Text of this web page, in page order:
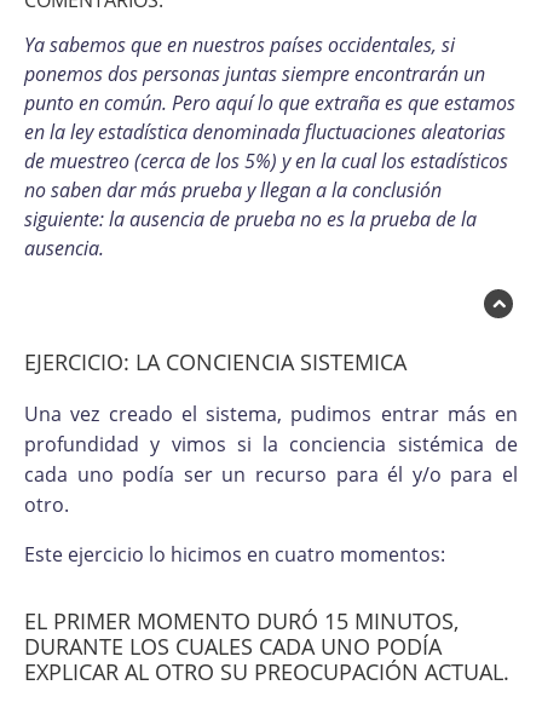
Ya sabemos que en nuestros países occidentales, si
ponemos dos personas juntas siempre encontrarán un
punto en común. Pero aquí lo que extraña es que estamos
en la ley estadística denominada fluctuaciones aleatorias
de muestreo (cerca de los 5%) y en la cual los estadísticos
no saben dar más prueba y llegan a la conclusión
siguiente: la ausencia de prueba no es la prueba de la
ausencia.
EJERCICIO: LA CONCIENCIA SISTEMICA
Una vez creado el sistema, pudimos entrar más en
profundidad y vimos si la conciencia sistémica de
cada uno podía ser un recurso para él y/o para el
otro.
Este ejercicio lo hicimos en cuatro momentos:
EL PRIMER MOMENTO DURÓ 15 MINUTOS,
DURANTE LOS CUALES CADA UNO PODÍA
EXPLICAR AL OTRO SU PREOCUPACIÓN ACTUAL.